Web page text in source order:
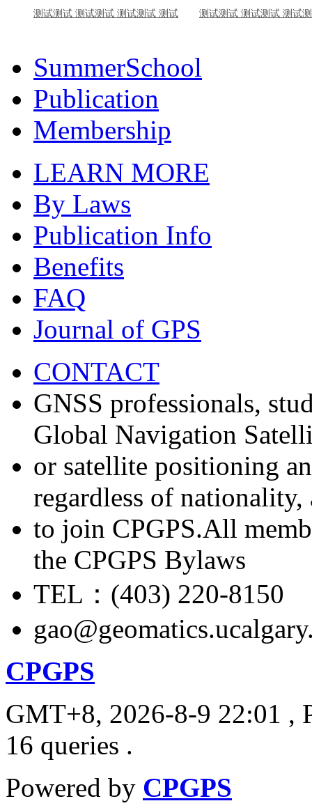
测试测试 测试测试 测试测试 测试 测试测试 测试测试 测试
SummerSchool
Publication
Membership
LEARN MORE
By Laws
Publication Info
Benefits
FAQ
Journal of GPS
CONTACT
GNSS professionals,
Global Navigation
or satellite positioning
regardless of nationality,
to join CPGPS.All
the CPGPS Bylaws
TEL：(403) 220-8150
CPGPS
GMT+8, 2026-8-9 22:01 ,
16 queries .
Powered by CPGPS